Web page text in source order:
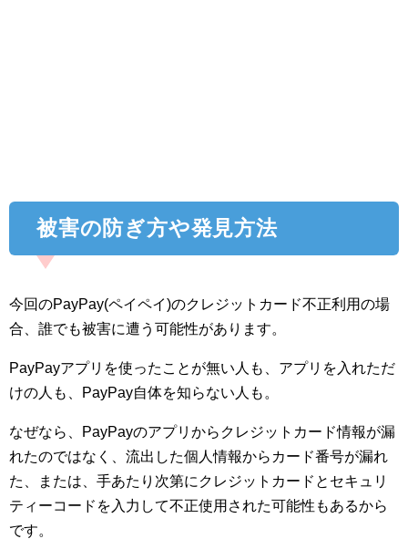
被害の防ぎ方や発見方法
今回のPayPay(ペイペイ)のクレジットカード不正利用の場
合、誰でも被害に遭う可能性があります。
PayPayアプリを使ったことが無い人も、アプリを入れただ
けの人も、PayPay自体を知らない人も。
なぜなら、PayPayのアプリからクレジットカード情報が漏
れたのではなく、流出した個人情報からカード番号が漏れ
た、または、手あたり次第にクレジットカードとセキュリ
ティーコードを入力して不正使用された可能性もあるから
です。